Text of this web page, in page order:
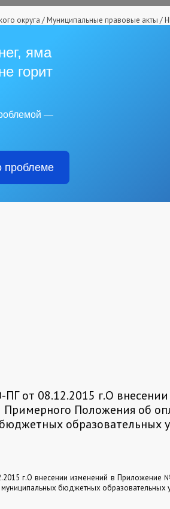
округа / Муниципальные правовые акты /
яма
горит
—
проблеме
от 08.12.2015 г.О
Положения об
образовательных
г.О внесении изменений в
муниципальных бюджетных образовательных